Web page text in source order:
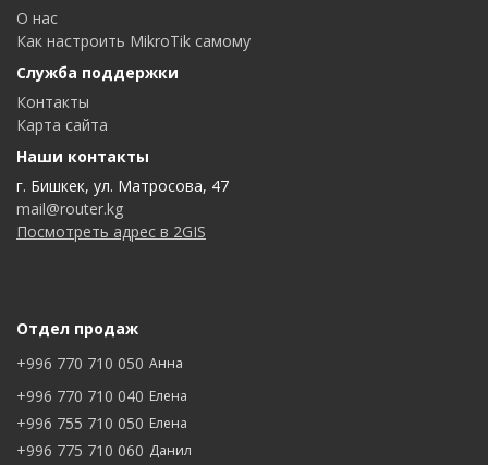
О нас
Как настроить MikroTik самому
Служба поддержки
Контакты
Карта сайта
Наши контакты
г. Бишкек, ул. Матросова, 47
mail@router.kg
Посмотреть адрес в 2GIS
Отдел продаж
+996 770 710 050 Анна
+996 770 710 040 Елена
+996 755 710 050 Елена
+996 775 710 060 Данил